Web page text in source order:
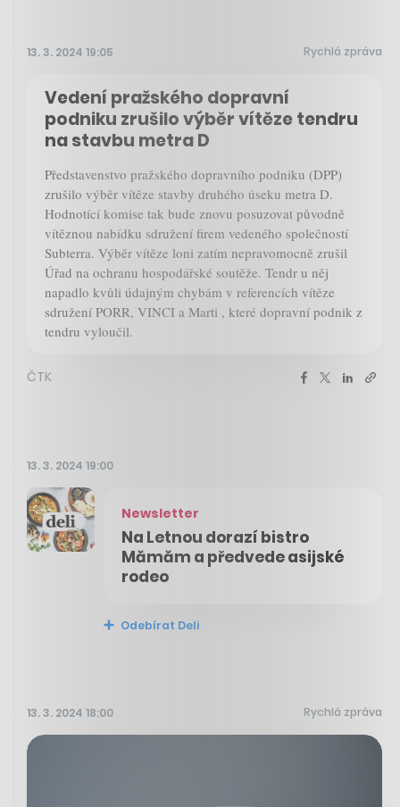
13. 3. 2024 19:05 Rychlá zpráva
Vedení pražského dopravní
podniku zrušilo výběr vítěze tendru
na stavbu metra D
Představenstvo pražského dopravního podniku (DPP)
zrušilo výběr vítěze stavby druhého úseku metra D.
Hodnotící komise tak bude znovu posuzovat původně
vítěznou nabídku sdružení firem vedeného společností
Subterra. Výběr vítěze loni zatím nepravomocně zrušil
Úřad na ochranu hospodářské soutěže. Tendr u něj
napadlo kvůli údajným chybám v referencích vítěze
sdružení PORR, VINCI a Marti , které dopravní podnik z
tendru vyloučil.
ČTK
13. 3. 2024 19:00
Newsletter
Na Letnou dorazí bistro
Mămăm a předvede asijské
rodeo
Odebírat Deli
13. 3. 2024 18:00 Rychlá zpráva